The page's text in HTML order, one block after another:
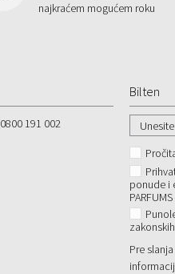
najkraćem mogućem roku
0800 191 002
Bilten
ponude i
Pre